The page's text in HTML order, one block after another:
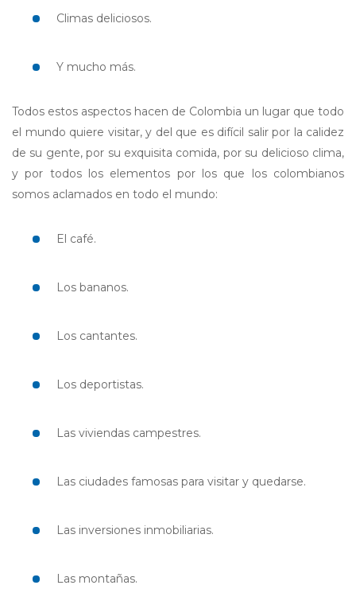
Climas deliciosos.
Y mucho más.
Todos estos aspectos hacen de Colombia un lugar que todo
el mundo quiere visitar, y del que es difícil salir por la calidez
de su gente, por su exquisita comida, por su delicioso clima,
y por todos los elementos por los que los colombianos
somos aclamados en todo el mundo:
El café.
Los bananos.
Los cantantes.
Los deportistas.
Las viviendas campestres.
Las ciudades famosas para visitar y quedarse.
Las inversiones inmobiliarias.
Las montañas.